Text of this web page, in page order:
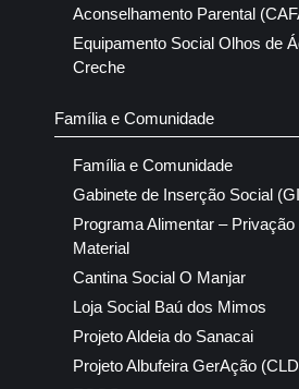
Aconselhamento Parental
Equipamento Social Olhos de
Creche
Família e Comunidade
Família e Comunidade
Gabinete de Inserção Social
Programa Alimentar – Privação
Material
Cantina Social O Manjar
Loja Social Baú dos Mimos
Projeto Aldeia do Sanacai
Projeto Albufeira GerAção